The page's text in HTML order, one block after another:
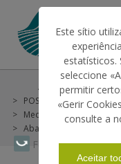
Faça Swipe para
O IFAP
AJUDAS/APOIOS
Ajudas/Apoios
POSEI Madeira (não
Medida 2 - Fileiras
Abate de Frangos
Este sítio
estatísticos.
seleccione
permitir
«Gerir
consulte a
Aceitar